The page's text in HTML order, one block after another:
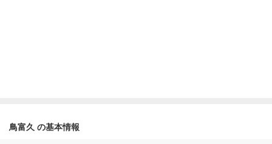
鳥富久 の基本情報